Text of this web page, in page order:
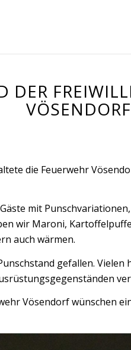
DER
VÖSENDORF
die Feuerwehr
mit
wir Maroni,
auch wärmen.
gefallen. Vielen
Vösendorf wünschen